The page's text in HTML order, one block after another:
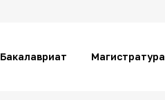
Бакалавриат Магистратура